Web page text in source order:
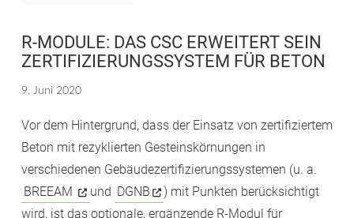
R-MODULE: DAS CSC ERWEITERT SEIN
ZERTIFIZIERUNGSSYSTEM FÜR BETON
9. Juni 2020
Vor dem Hintergrund, dass der Einsatz von zertifiziertem
Beton mit rezyklierten Gesteinskörnungen in
verschiedenen Gebäudezertifizierungssystemen (u. a.
BREEAM
und DGNB
) mit Punkten berücksichtigt
wird, ist das optionale, ergänzende R-Modul für